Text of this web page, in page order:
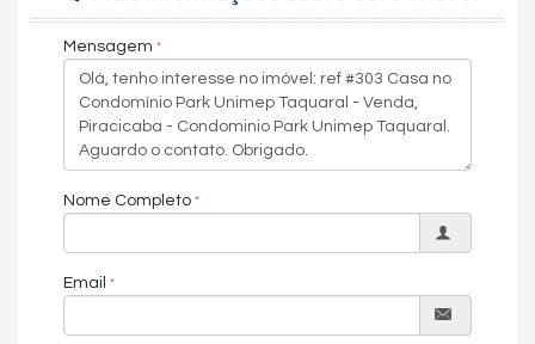
Suíte Master
Características do Empreendimento
Sala de Jogos
Salão de Festas
Quadra Esportiva
Espaço Fitness
Portaria 24h
Quadra de Tênis
Endereço:
Avenida Charles Wesley (C T UNIMEP)
Condominio Park Unimep Taquaral
Mensagem
Nome Completo
Email